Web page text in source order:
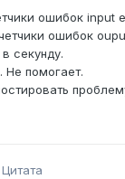
ошибок input
ошибок
секунду.
Не помогает.
Цитата